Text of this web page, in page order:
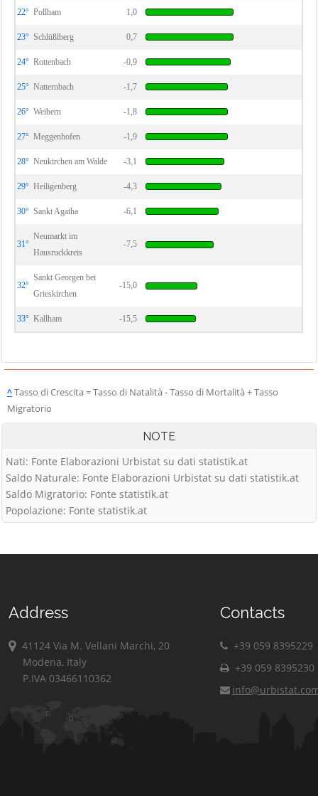
22° Pollham 1,0
23° Schlüßlberg 0,7
24° Rottenbach -0,9
25° Natternbach -1,7
26° Weibern -1,8
27° Meggenhofen -1,9
28° Neukirchen am Walde -3,1
29° Heiligenberg -4,3
30° Sankt Agatha -6,1
31°
Neumarkt im
Hausruckkreis
-7,5
32°
Sankt Georgen bei
Grieskirchen
-15,0
33° Kallham -15,5
^Tasso di Crescita = Tasso di Natalità - Tasso di Mortalità + Tasso
Migratorio
NOTE
Nati: Fonte Elaborazioni Urbistat su dati statistik.at
Saldo Naturale: Fonte Elaborazioni Urbistat su dati statistik.at
Saldo Migratorio: Fonte statistik.at
Popolazione: Fonte statistik.at
Address
41124 Via M. Vellani Marchi, 20
Modena, Italy
P.IVA 03466110362
Contacts
+39 059 8395229
+39 059 8395230